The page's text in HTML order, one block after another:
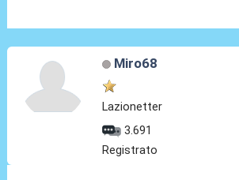
Miro68
Lazionetter
3.691
Registrato